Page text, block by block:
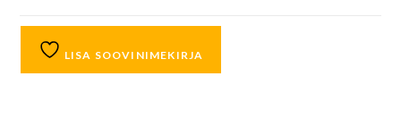
LISA SOOVINIMEKIRJA